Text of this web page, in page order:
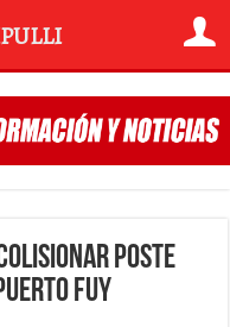
poste
Fuy